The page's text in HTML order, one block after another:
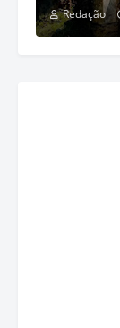
Redação